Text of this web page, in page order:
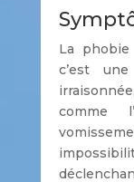
La
c’est
comme